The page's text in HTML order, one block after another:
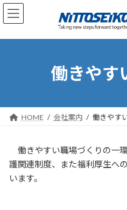
コ
ン
ン
ナ
ビ
ー
働きやす
HOME 会社案内 働きやす
働きやすい職場づくりの一
護関連制度、また福利厚生へ
います。